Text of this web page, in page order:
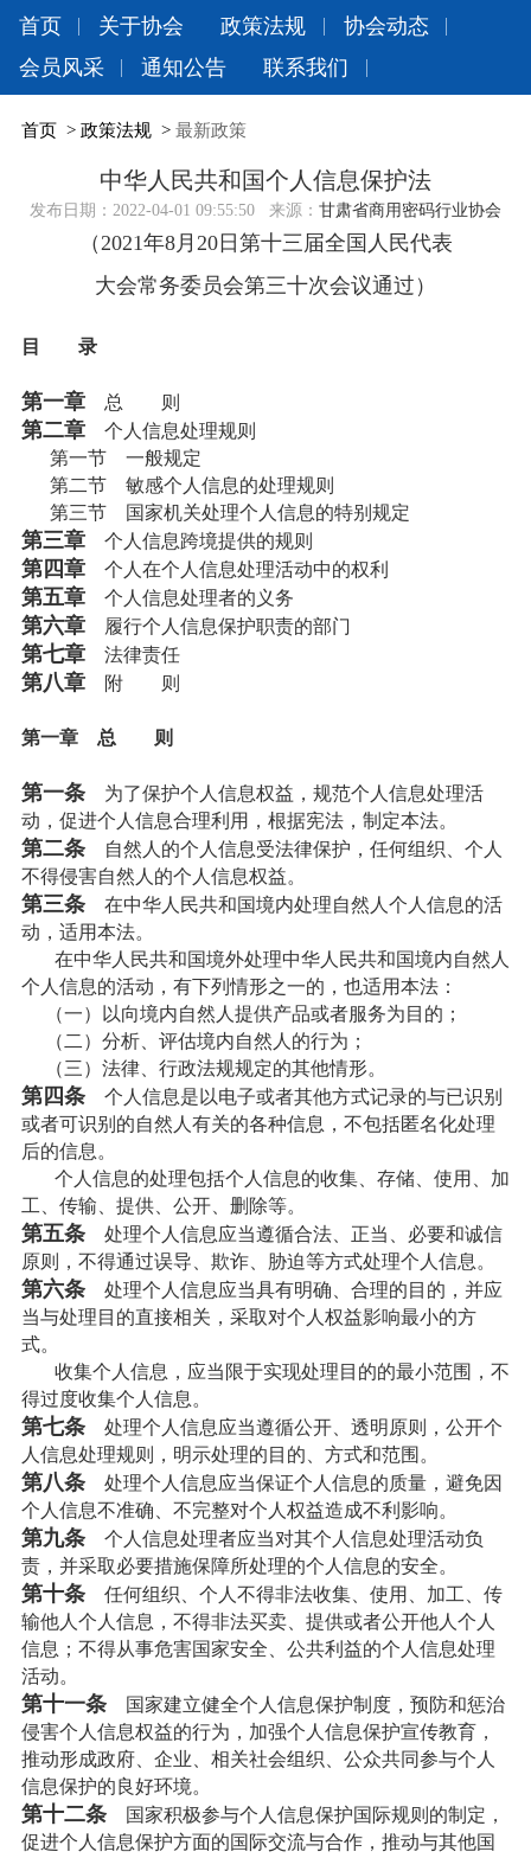
首页 关于协会 政策法规
协会动态
会员风采
通知公告 联系我们
首页> 政策法规> 最新政策
中华人民共和国个人信息保护法
发布日期： 2022-04-01 09:55:50 来源： 甘肃省商用密码行业协会
（2021年8月20日第十三届全国人民代表
大会常务委员会第三十次会议通过）
目 录
第一章总 则
第二章个人信息处理规则
第一节 一般规定
第二节 敏感个人信息的处理规则
第三节 国家机关处理个人信息的特别规定
第三章个人信息跨境提供的规则
第四章个人在个人信息处理活动中的权利
第五章个人信息处理者的义务
第六章履行个人信息保护职责的部门
第七章法律责任
第八章附 则
第一章 总 则
第一条为了保护个人信息权益，规范个人信息处理活
动，促进个人信息合理利用，根据宪法，制定本法。
第二条自然人的个人信息受法律保护，任何组织、个人
不得侵害自然人的个人信息权益。
第三条在中华人民共和国境内处理自然人个人信息的活
动，适用本法。
在中华人民共和国境外处理中华人民共和国境内自然人
个人信息的活动，有下列情形之一的，也适用本法：
（一）以向境内自然人提供产品或者服务为目的；
（二）分析、评估境内自然人的行为；
（三）法律、行政法规规定的其他情形。
第四条个人信息是以电子或者其他方式记录的与已识别
或者可识别的自然人有关的各种信息，不包括匿名化处理
后的信息。
个人信息的处理包括个人信息的收集、存储、使用、加
工、传输、提供、公开、删除等。
第五条处理个人信息应当遵循合法、正当、必要和诚信
原则，不得通过误导、欺诈、胁迫等方式处理个人信息。
第六条处理个人信息应当具有明确、合理的目的，并应
当与处理目的直接相关，采取对个人权益影响最小的方
式。
收集个人信息，应当限于实现处理目的的最小范围，不
得过度收集个人信息。
第七条处理个人信息应当遵循公开、透明原则，公开个
人信息处理规则，明示处理的目的、方式和范围。
第八条处理个人信息应当保证个人信息的质量，避免因
个人信息不准确、不完整对个人权益造成不利影响。
第九条个人信息处理者应当对其个人信息处理活动负
责，并采取必要措施保障所处理的个人信息的安全。
第十条任何组织、个人不得非法收集、使用、加工、传
输他人个人信息，不得非法买卖、提供或者公开他人个人
信息；不得从事危害国家安全、公共利益的个人信息处理
活动。
第十一条国家建立健全个人信息保护制度，预防和惩治
侵害个人信息权益的行为，加强个人信息保护宣传教育，
推动形成政府、企业、相关社会组织、公众共同参与个人
信息保护的良好环境。
第十二条国家积极参与个人信息保护国际规则的制定，
促进个人信息保护方面的国际交流与合作，推动与其他国